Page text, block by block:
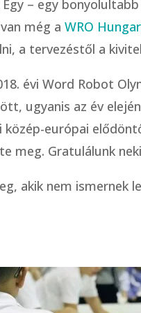
– egy
még aWRO
a tervezéstől a
évi Word Robot
ugyanis az év
európai
meg. Gratulálunk
akik nem ismernek